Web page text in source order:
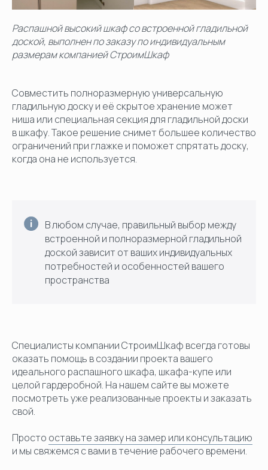
Распашной высокий шкаф со встроенной гладильной
доской, выполнен по заказу по индивидуальным
размерам компанией СтроимШкаф
Совместить полноразмерную универсальную
гладильную доску и её скрытое хранение может
ниша или специальная секция для гладильной доски
в шкафу. Такое решение снимет большее количество
ограничений при глажке и поможет спрятать доску,
когда она не используется.
В любом случае, правильный выбор между
встроенной и полноразмерной гладильной
доской зависит от ваших индивидуальных
потребностей и особенностей вашего
пространства
Специалисты компании СтроимШкаф всегда готовы
оказать помощь в создании проекта вашего
идеального распашного шкафа, шкафа-купе или
целой гардеробной. На нашем сайте вы можете
посмотреть уже реализованные проекты и заказать
свой.
Просто оставьте заявку на замер или консультацию
и мы свяжемся с вами в течение рабочего времени.